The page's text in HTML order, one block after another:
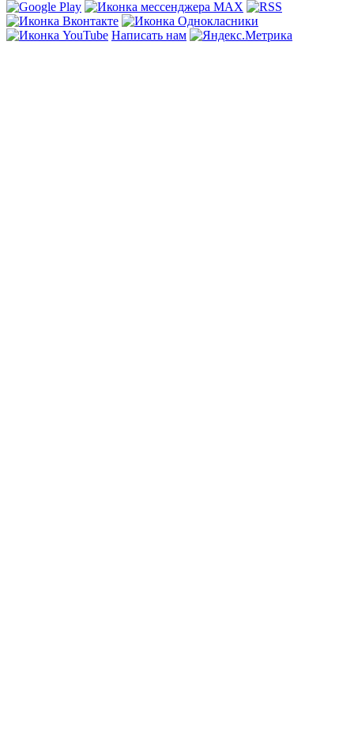
Написать нам